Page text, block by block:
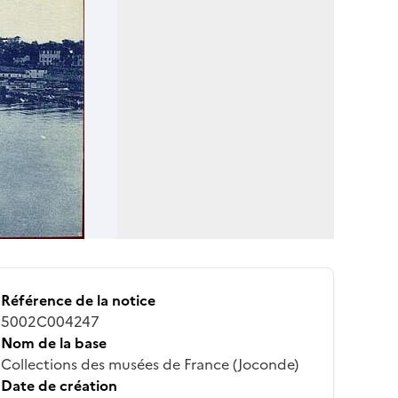
Référence de la notice
5002C004247
Nom de la base
Collections des musées de France (Joconde)
Date de création